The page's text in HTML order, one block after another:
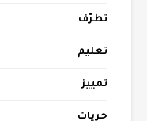
تطرّف
تعليم
تمييز
حريات